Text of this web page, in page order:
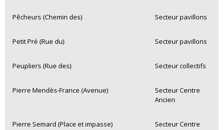
Pêcheurs (Chemin des) Secteur pavillons
Petit Pré (Rue du) Secteur pavillons
Peupliers (Rue des) Secteur collectifs
Pierre Mendès-France (Avenue)
Secteur Centre
Ancien
Pierre Semard (Place et impasse)
Secteur Centre